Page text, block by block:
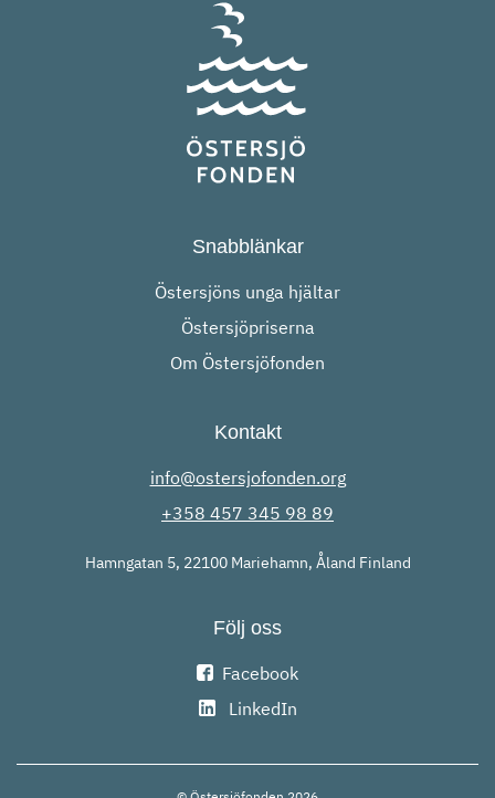
Snabblänkar
Östersjöns unga hjältar
Östersjöpriserna
Om Östersjöfonden
Kontakt
info@ostersjofonden.org
+358 457 345 98 89
Hamngatan 5, 22100 Mariehamn, Åland Finland
Följ oss
Facebook
LinkedIn